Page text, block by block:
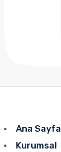
Ana Sayfa
Kurumsal